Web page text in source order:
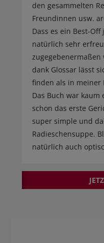
den gesammelten
Freundinnen usw.
Dass es ein Best-
natürlich sehr
dank Glossar lässt
finden als in meiner
Das Buch war kaum
schon das erste
super simple und
Radieschensuppe.
natürlich auch